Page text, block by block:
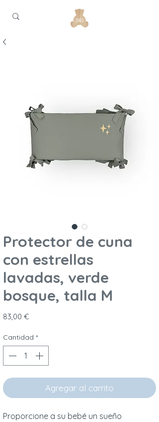
Protector de cuna
con estrellas
lavadas, verde
bosque, talla M
83,00 €
Cantidad *
Agregar al carrito
Proporcione a su bebé un sueño